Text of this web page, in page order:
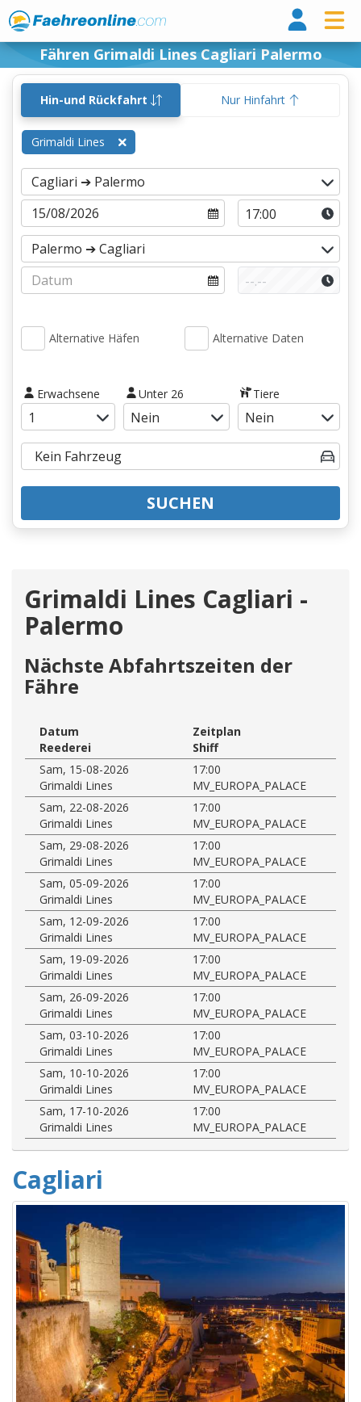
Fähren Grimaldi Lines Cagliari Palermo
Hin-und Rückfahrt Nur Hinfahrt
Grimaldi Lines
Alternative Häfen Alternative Daten
Erwachsene Unter 26 Tiere
SUCHEN
Grimaldi Lines Cagliari -
Palermo
Nächste Abfahrtszeiten der
Fähre
Datum
Zeitplan
Reederei
Shiff
Sam, 15-08-2026
17:00
Grimaldi Lines
MV_EUROPA_PALACE
Sam, 22-08-2026
17:00
Grimaldi Lines
MV_EUROPA_PALACE
Sam, 29-08-2026
17:00
Grimaldi Lines
MV_EUROPA_PALACE
Sam, 05-09-2026
17:00
Grimaldi Lines
MV_EUROPA_PALACE
Sam, 12-09-2026
17:00
Grimaldi Lines
MV_EUROPA_PALACE
Sam, 19-09-2026
17:00
Grimaldi Lines
MV_EUROPA_PALACE
Sam, 26-09-2026
17:00
Grimaldi Lines
MV_EUROPA_PALACE
Sam, 03-10-2026
17:00
Grimaldi Lines
MV_EUROPA_PALACE
Sam, 10-10-2026
17:00
Grimaldi Lines
MV_EUROPA_PALACE
Sam, 17-10-2026
17:00
Grimaldi Lines
MV_EUROPA_PALACE
Cagliari